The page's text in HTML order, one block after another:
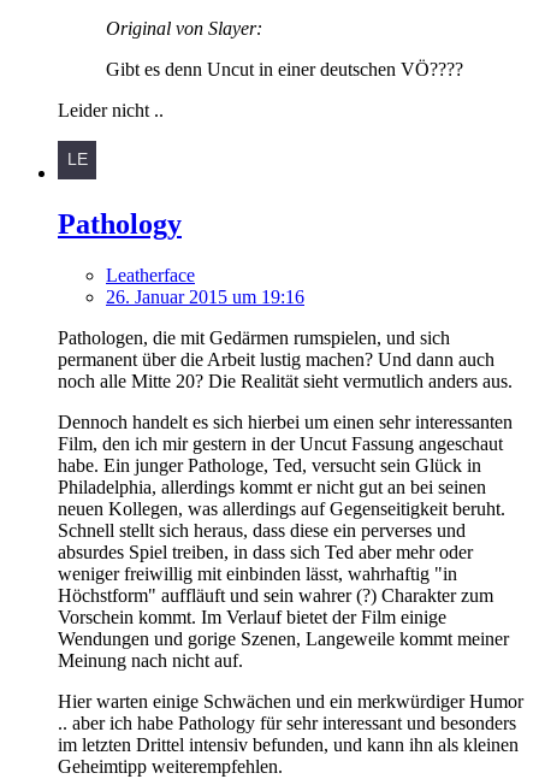
Original von Slayer:
Gibt es denn Uncut in einer deutschen VÖ????
Leider nicht ..
Pathology
Leatherface
26. Januar 2015 um 19:16
Pathologen, die mit Gedärmen rumspielen, und sich
permanent über die Arbeit lustig machen? Und dann auch
noch alle Mitte 20? Die Realität sieht vermutlich anders aus.
Dennoch handelt es sich hierbei um einen sehr interessanten
Film, den ich mir gestern in der Uncut Fassung angeschaut
habe. Ein junger Pathologe, Ted, versucht sein Glück in
Philadelphia, allerdings kommt er nicht gut an bei seinen
neuen Kollegen, was allerdings auf Gegenseitigkeit beruht.
Schnell stellt sich heraus, dass diese ein perverses und
absurdes Spiel treiben, in dass sich Ted aber mehr oder
weniger freiwillig mit einbinden lässt, wahrhaftig "in
Höchstform" auffläuft und sein wahrer (?) Charakter zum
Vorschein kommt. Im Verlauf bietet der Film einige
Wendungen und gorige Szenen, Langeweile kommt meiner
Meinung nach nicht auf.
Hier warten einige Schwächen und ein merkwürdiger Humor
.. aber ich habe Pathology für sehr interessant und besonders
im letzten Drittel intensiv befunden, und kann ihn als kleinen
Geheimtipp weiterempfehlen.